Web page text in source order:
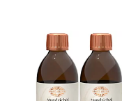
Touch-
Geräten